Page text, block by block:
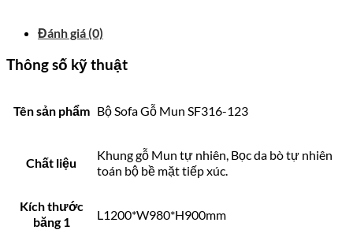
Đánh giá (0)
Thông số kỹ thuật
Tên sản phẩm Bộ Sofa Gỗ Mun SF316-123
Chất liệu
Khung gỗ Mun tự nhiên, Bọc da bò tự nhiên
toán bộ bề mặt tiếp xúc.
Kích thước
băng 1
L1200*W980*H900mm